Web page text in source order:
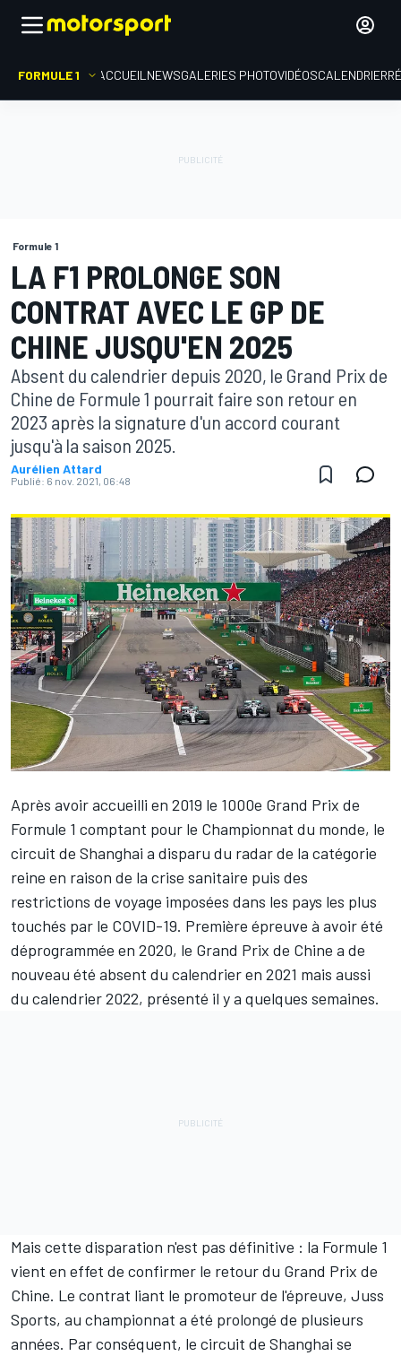
FORMULE 1 ACCUEIL NEWSGALERIES PHOTOVIDÉOSCALENDRIER
Formule 1
LA F1 PROLONGE SON
CONTRAT AVEC LE GP DE
CHINE JUSQU'EN 2025
Absent du calendrier depuis 2020, le Grand Prix de
Chine de Formule 1 pourrait faire son retour en
2023 après la signature d'un accord courant
jusqu'à la saison 2025.
Aurélien Attard
Publié: 6 nov. 2021, 06:48
Après avoir accueilli en 2019 le 1000e Grand Prix de
Formule 1 comptant pour le Championnat du monde, le
circuit de Shanghai a disparu du radar de la catégorie
reine en raison de la crise sanitaire puis des
restrictions de voyage imposées dans les pays les plus
touchés par le COVID-19. Première épreuve à avoir été
déprogrammée en 2020, le Grand Prix de Chine a de
nouveau été absent du calendrier en 2021 mais aussi
du calendrier 2022, présenté il y a quelques semaines.
Mais cette disparation n'est pas définitive : la Formule 1
vient en effet de confirmer le retour du Grand Prix de
Chine. Le contrat liant le promoteur de l'épreuve, Juss
Sports, au championnat a été prolongé de plusieurs
années. Par conséquent, le circuit de Shanghai se